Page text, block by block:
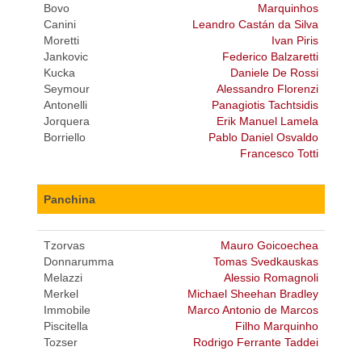
Bovo
Canini
Moretti
Jankovic
Kucka
Seymour
Antonelli
Jorquera
Borriello
Marquinhos
Leandro Castán da Silva
Ivan Piris
Federico Balzaretti
Daniele De Rossi
Alessandro Florenzi
Panagiotis Tachtsidis
Erik Manuel Lamela
Pablo Daniel Osvaldo
Francesco Totti
Panchina
Tzorvas
Donnarumma
Melazzi
Merkel
Immobile
Piscitella
Tozser
Mauro Goicoechea
Tomas Svedkauskas
Alessio Romagnoli
Michael Sheehan Bradley
Marco Antonio de Marcos
Filho Marquinho
Rodrigo Ferrante Taddei